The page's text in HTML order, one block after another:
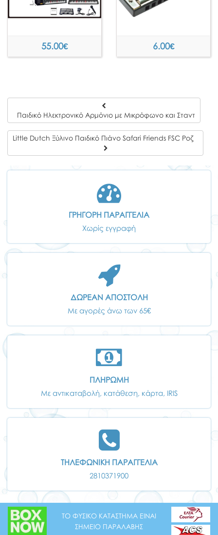
55.00€ 6.00€
Παιδικό Ηλεκτρονικό Αρμόνιο με Μικρόφωνο και Σταντ
Little Dutch Ξύλινο Παιδικό Πιάνο Safari Friends FSC Ροζ
ΓΡΗΓΟΡΗ ΠΑΡΑΓΓΕΛΙΑ
Χωρίς εγγραφή
ΔΩΡΕΑΝ ΑΠΟΣΤΟΛΗ
Με αγορές άνω των 65€
ΠΛΗΡΩΜΗ
Με αντικαταβολή, κατάθεση, κάρτα, IRIS
ΤΗΛΕΦΩΝΙΚΗ ΠΑΡΑΓΓΕΛΙΑ
2810371900
ΤΟ ΦΥΣΙΚΟ ΚΑΤΑΣΤΗΜΑ ΕΙΝΑΙ
ΣΗΜΕΙΟ ΠΑΡΑΛΑΒΗΣ